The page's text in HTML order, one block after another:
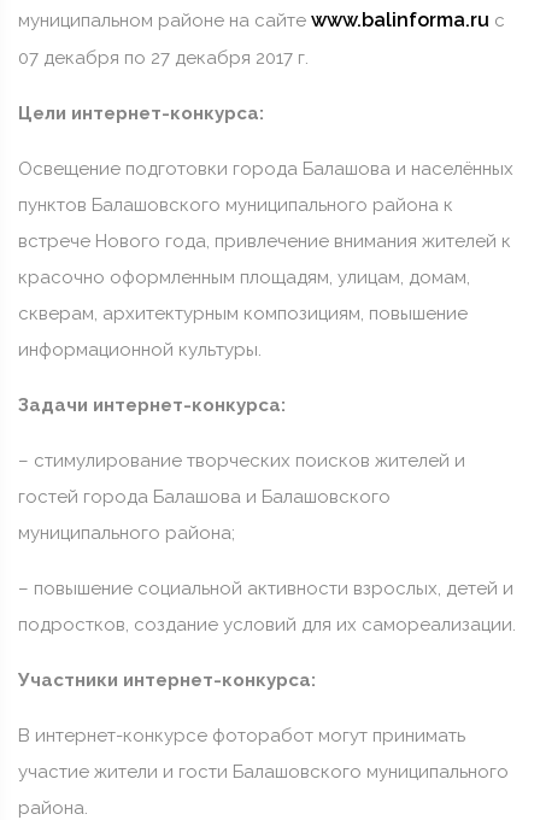
муниципальном районе на сайте www.balinforma.ru с
07 декабря по 27 декабря 2017 г.
Цели интернет-конкурса:
Освещение подготовки города Балашова и населённых
пунктов Балашовского муниципального района к
встрече Нового года, привлечение внимания жителей к
красочно оформленным площадям, улицам, домам,
скверам, архитектурным композициям, повышение
информационной культуры.
Задачи интернет-конкурса:
– стимулирование творческих поисков жителей и
гостей города Балашова и Балашовского
муниципального района;
– повышение социальной активности взрослых, детей и
подростков, создание условий для их самореализации.
Участники интернет-конкурса:
В интернет-конкурсе фоторабот могут принимать
участие жители и гости Балашовского муниципального
района.